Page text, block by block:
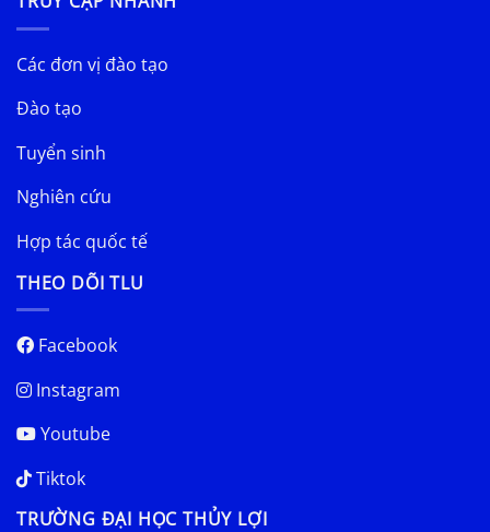
Các đơn vị đào tạo
Đào tạo
Tuyển sinh
Nghiên cứu
Hợp tác quốc tế
THEO DÕI TLU
Facebook
Instagram
Youtube
Tiktok
TRƯỜNG ĐẠI HỌC THỦY LỢI